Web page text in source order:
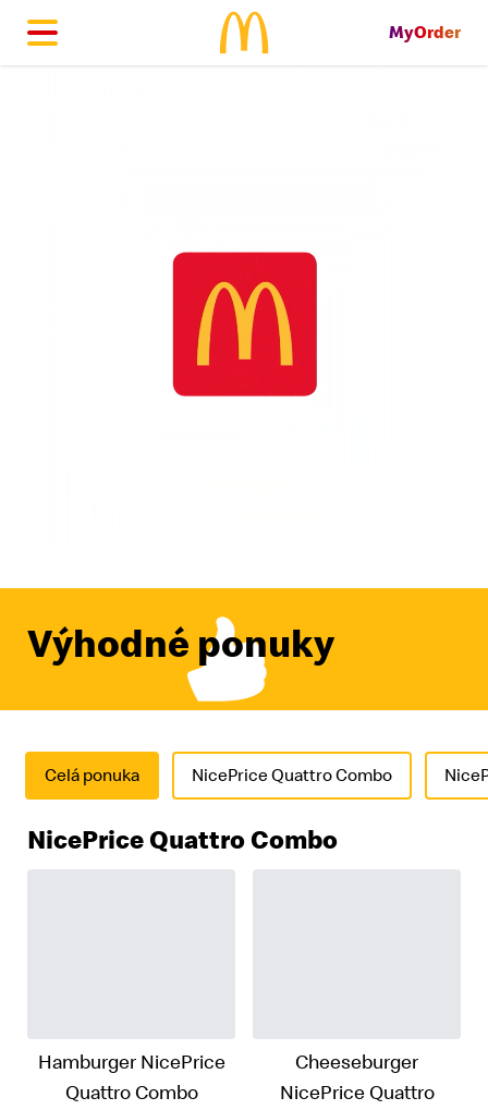
McDonald's Homepage
MyOrder
Výhodné ponuky
Celá ponuka NicePrice Quattro Combo
NicePrice Quattro Combo
Hamburger NicePrice
Quattro Combo
Cheeseburger
NicePrice Quattro